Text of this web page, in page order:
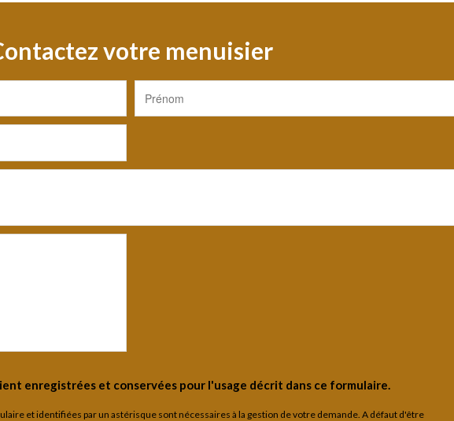
votre menuisier
enregistrées et conservées pour l'usage décrit dans ce formulaire.
et identifiées par un astérisque sont nécessaires à la gestion de votre demande. A défaut d'être